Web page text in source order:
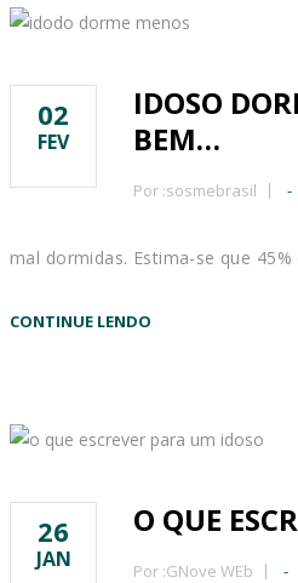
02
FEV
IDOSO
BEM…
Por :sosmebrasil -
mal dormidas. Estima-se que
CONTINUE LENDO
26
JAN
O QUE
Por :GNove WEb -